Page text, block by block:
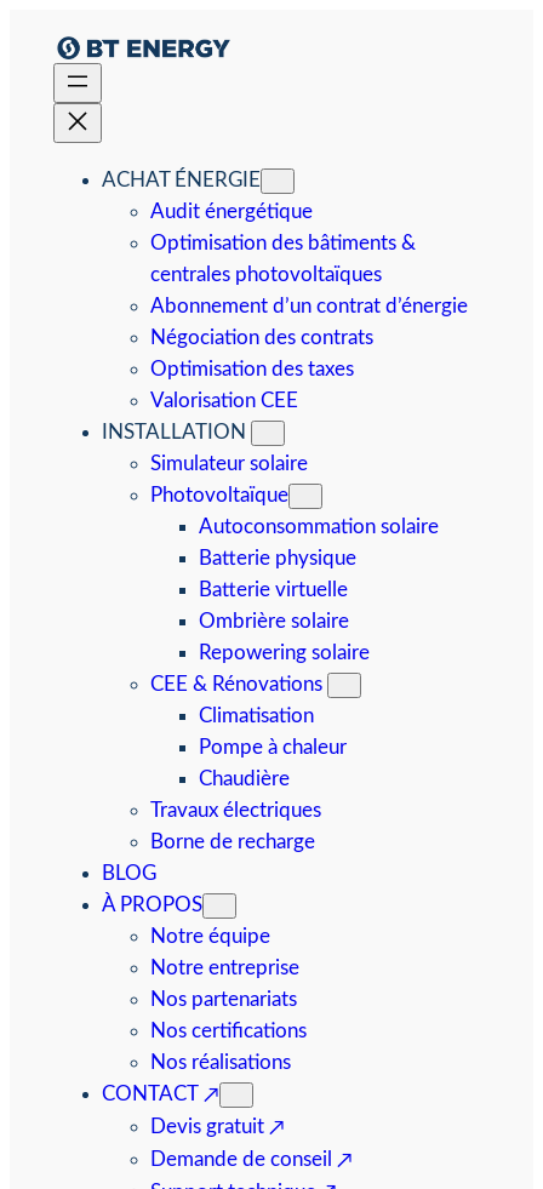
contenu
ACHAT ÉNERGIE
Audit énergétique
Optimisation des bâtiments &
centrales photovoltaïques
Abonnement d’un contrat d’énergie
Négociation des contrats
Optimisation des taxes
Valorisation CEE
INSTALLATION
Simulateur solaire
Photovoltaïque
Autoconsommation solaire
Batterie physique
Batterie virtuelle
Ombrière solaire
Repowering solaire
CEE & Rénovations
Climatisation
Pompe à chaleur
Chaudière
Travaux électriques
Borne de recharge
BLOG
À PROPOS
Notre équipe
Notre entreprise
Nos partenariats
Nos certifications
Nos réalisations
CONTACT
Devis gratuit
Demande de conseil